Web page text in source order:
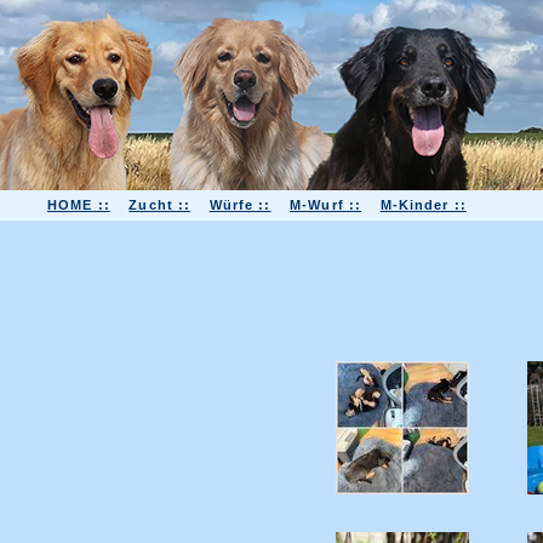
HOME :: Zucht :: Würfe :: M-Wurf :: M-Kinder ::